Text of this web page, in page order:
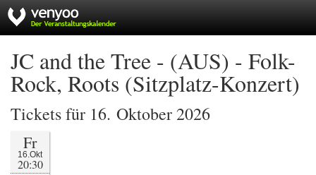
JC and the Tree - (AUS) - Folk-
Rock, Roots (Sitzplatz-Konzert)
Tickets für 16. Oktober 2026
Fr
16.Okt
20:30